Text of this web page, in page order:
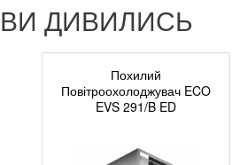
ВИ ДИВИЛИСЬ
Похилий
Повітроохолоджувач ECO
EVS 291/B ED